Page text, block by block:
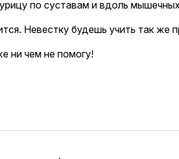
по суставам и вдоль
Невестку будешь учить так же
ни чем не помогу!